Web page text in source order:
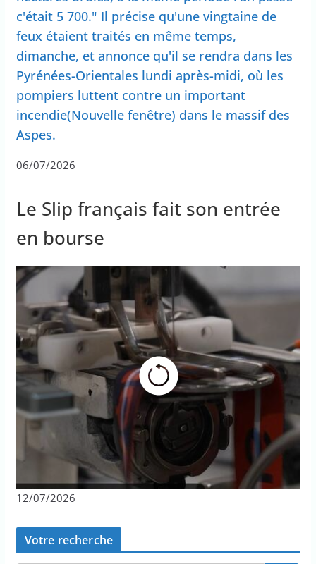
c'était 5 700." Il précise qu'une vingtaine de
feux étaient traités en même temps,
dimanche, et annonce qu'il se rendra dans les
Pyrénées-Orientales lundi après-midi, où les
pompiers luttent contre un important
incendie(Nouvelle fenêtre) dans le massif des
Aspes.
06/07/2026
Le Slip français fait son entrée
en bourse
12/07/2026
Votre recherche